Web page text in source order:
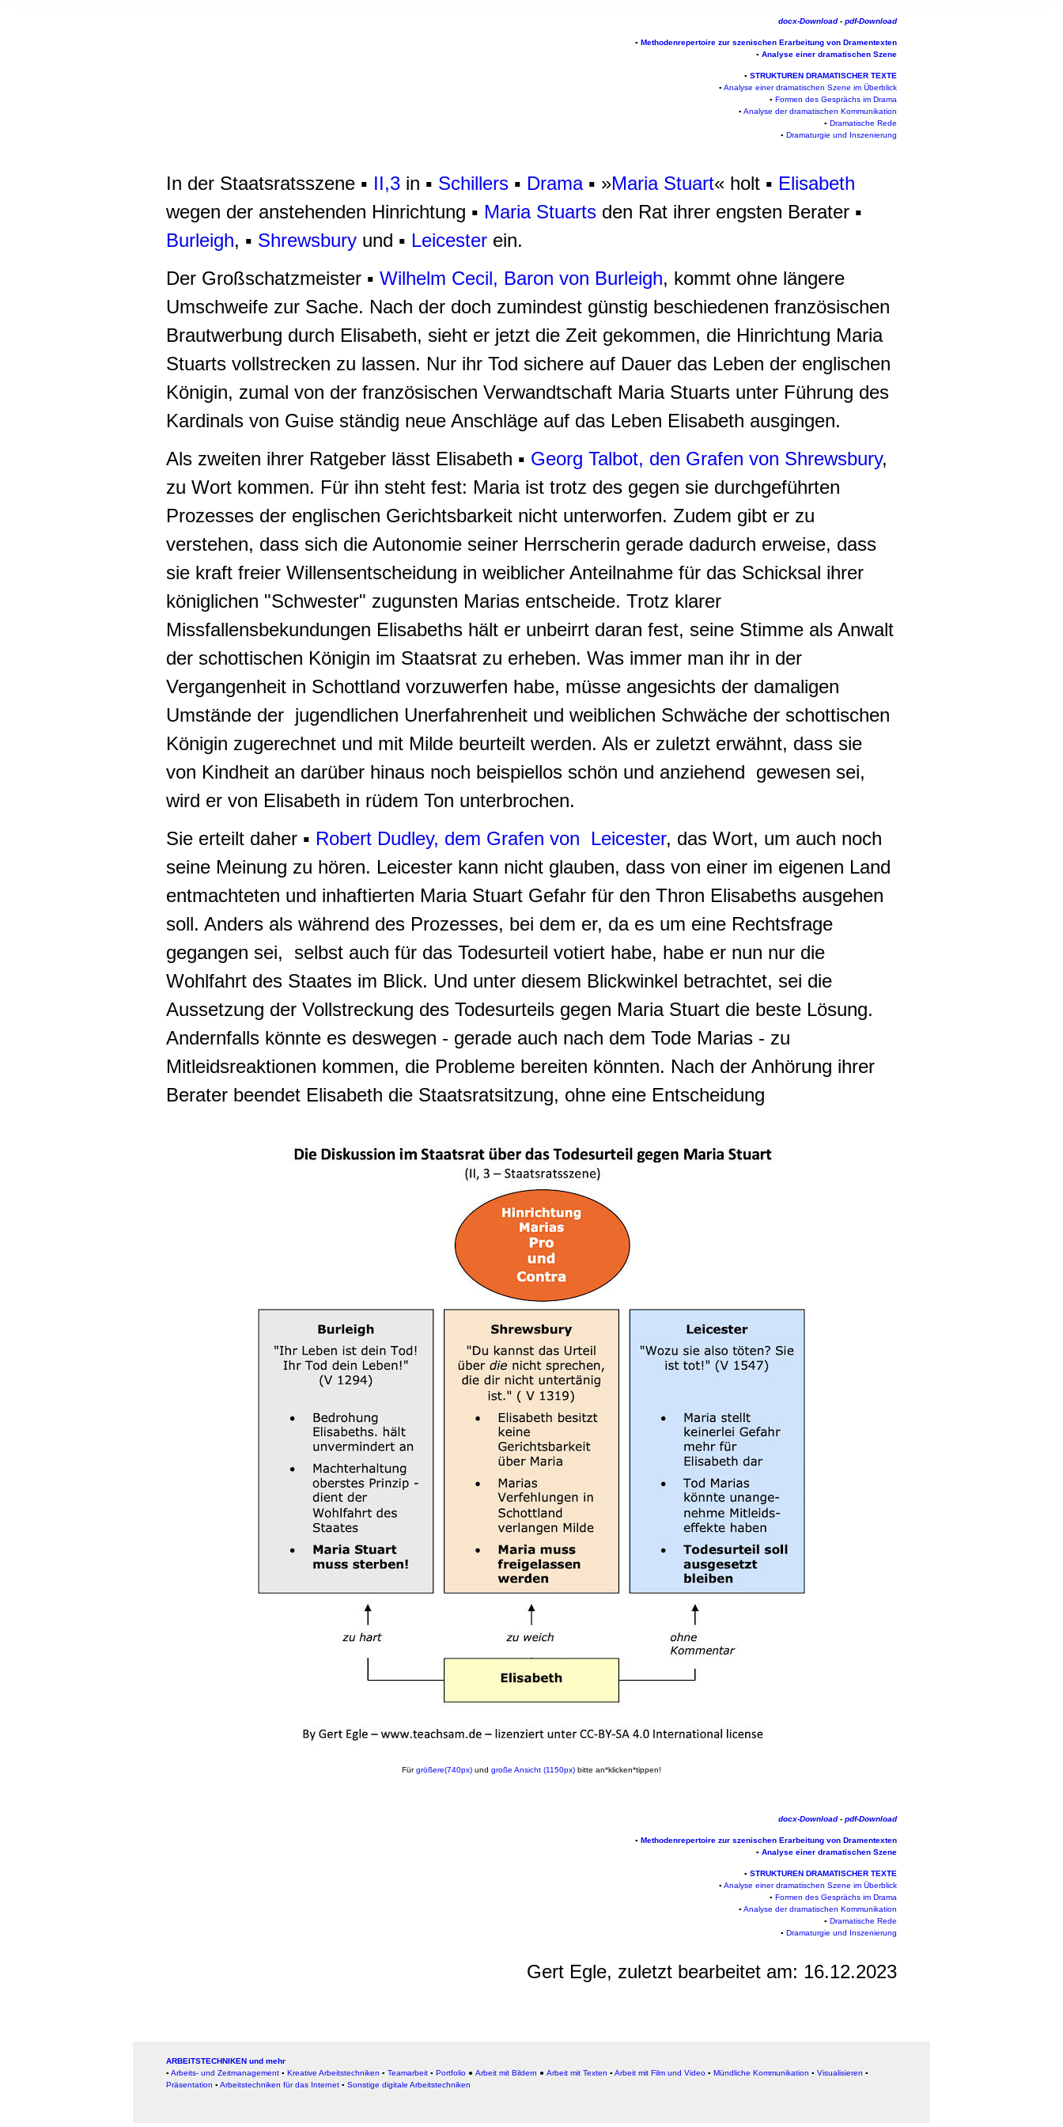
zusammen, die Sie ihnen bereitgestellt haben oder die sie im Rahmen Ihrer Nutzung der Dienste
docx-Download- pdf-Download
▪ Methodenrepertoire zur szenischen Erarbeitung von Dramentexten
▪ Analyse einer dramatischen Szene
▪ STRUKTUREN DRAMATISCHER TEXTE
▪ Analyse einer dramatischen Szene im Überblick
▪ Formen des Gesprächs im Drama
▪ Analyse der dramatischen Kommunikation
▪ Dramatische Rede
▪ Dramaturgie und Inszenierung
In der Staatsratsszene ▪ II,3 in ▪ Schillers ▪ Drama▪ »Maria Stuart« holt ▪ Elisabeth
wegen der anstehenden Hinrichtung ▪ Maria Stuarts den Rat ihrer engsten Berater ▪
Burleigh, ▪ Shrewsbury und ▪ Leicester ein.
Der Großschatzmeister ▪ Wilhelm Cecil, Baron von Burleigh, kommt ohne längere
Umschweife zur Sache. Nach der doch zumindest günstig beschiedenen französischen
Brautwerbung durch Elisabeth, sieht er jetzt die Zeit gekommen, die Hinrichtung Maria
Stuarts vollstrecken zu lassen. Nur ihr Tod sichere auf Dauer das Leben der englischen
Königin, zumal von der französischen Verwandtschaft Maria Stuarts unter Führung des
Kardinals von Guise ständig neue Anschläge auf das Leben Elisabeth ausgingen.
Als zweiten ihrer Ratgeber lässt Elisabeth ▪ Georg Talbot, den Grafen von Shrewsbury,
zu Wort kommen. Für ihn steht fest: Maria ist trotz des gegen sie durchgeführten
Prozesses der englischen Gerichtsbarkeit nicht unterworfen. Zudem gibt er zu
verstehen, dass sich die Autonomie seiner Herrscherin gerade dadurch erweise, dass
sie kraft freier Willensentscheidung in weiblicher Anteilnahme für das Schicksal ihrer
königlichen "Schwester" zugunsten Marias entscheide. Trotz klarer
Missfallensbekundungen Elisabeths hält er unbeirrt daran fest, seine Stimme als Anwalt
der schottischen Königin im Staatsrat zu erheben. Was immer man ihr in der
Vergangenheit in Schottland vorzuwerfen habe, müsse angesichts der damaligen
Umstände der jugendlichen Unerfahrenheit und weiblichen Schwäche der schottischen
Königin zugerechnet und mit Milde beurteilt werden. Als er zuletzt erwähnt, dass sie
von Kindheit an darüber hinaus noch beispiellos schön und anziehend gewesen sei,
wird er von Elisabeth in rüdem Ton unterbrochen.
Sie erteilt daher ▪ Robert Dudley, dem Grafen von Leicester, das Wort, um auch noch
seine Meinung zu hören. Leicester kann nicht glauben, dass von einer im eigenen Land
entmachteten und inhaftierten Maria Stuart Gefahr für den Thron Elisabeths ausgehen
soll. Anders als während des Prozesses, bei dem er, da es um eine Rechtsfrage
gegangen sei, selbst auch für das Todesurteil votiert habe, habe er nun nur die
Wohlfahrt des Staates im Blick. Und unter diesem Blickwinkel betrachtet, sei die
Aussetzung der Vollstreckung des Todesurteils gegen Maria Stuart die beste Lösung.
Andernfalls könnte es deswegen - gerade auch nach dem Tode Marias - zu
Mitleidsreaktionen kommen, die Probleme bereiten könnten. Nach der Anhörung ihrer
Berater beendet Elisabeth die Staatsratsitzung, ohne eine Entscheidung
Fürgrößere(740px) und große Ansicht (1150px) bitte an*klicken*tippen!
docx-Download- pdf-Download
▪ Methodenrepertoire zur szenischen Erarbeitung von Dramentexten
▪ Analyse einer dramatischen Szene
▪ STRUKTUREN DRAMATISCHER TEXTE
▪ Analyse einer dramatischen Szene im Überblick
▪ Formen des Gesprächs im Drama
▪ Analyse der dramatischen Kommunikation
▪ Dramatische Rede
▪ Dramaturgie und Inszenierung
Gert Egle, zuletzt bearbeitet am: 16.12.2023
ARBEITSTECHNIKEN und mehr
▪ Arbeits- und Zeitmanagement ▪ Kreative Arbeitstechniken ▪ Teamarbeit ▪ Portfolio ● Arbeit mit Bildern ● Arbeit mit Texten ▪ Arbeit mit Film und Video ▪ Mündliche Kommunikation ▪ Visualisieren ▪
Präsentation ▪ Arbeitstechniken für das Internet ▪ Sonstige digitale Arbeitstechniken